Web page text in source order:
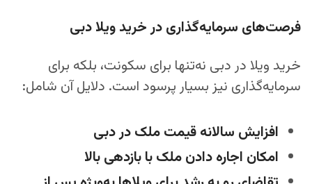
فرصت‌های سرمایه‌گذاری در خرید ویلا دبی
خرید ویلا در دبی نه‌تنها برای سکونت، بلکه برای
سرمایه‌گذاری نیز بسیار پرسود است. دلایل آن شامل:
افزایش سالانه قیمت ملک در دبی
امکان اجاره دادن ملک با بازدهی بالا